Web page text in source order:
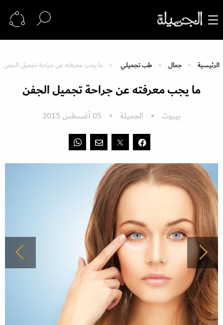
الرئيسية جمال طب تجميلي ما يجب معرفته عن جراحة تجميل الجفن
ما يجب معرفته عن جراحة تجميل الجفن
بيروت الجميلة 05 أغسطس 2015